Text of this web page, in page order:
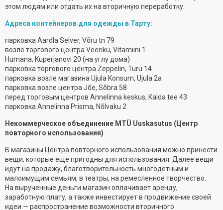
этом людям или отдать их на вторичную переработку.
Адреса контейнеров для одежды в Тарту:
парковка Aardla Selver, Võru tn 79
возле торгового центра Veeriku, Vitamiini 1
Humana, Kuperjanovi 20 (на углу дома)
парковка торгового центра Zeppelin, Turu 14
парковка возле магазина Ujula Konsum, Ujula 2a
парковка возле центра Jõe, Sõbra 58
перед торговым центров Annelinna keskus, Kalda tee 43
парковка Annelinna Prisma, Nõlvaku 2
Некоммерческое объединение MTÜ Uuskasutus (Центр
повторного использования)
В магазины Центра повторного использования можно принести
вещи, которые еще пригодны для использования. Далее вещи
идут на продажу, благотворительность многодетным и
малоимущим семьям, в театры, на ремесленное творчество.
На вырученные деньги магазин оплачивает аренду,
заработную плату, а также инвестирует в продвижение своей
идеи — распространение возможности вторичного